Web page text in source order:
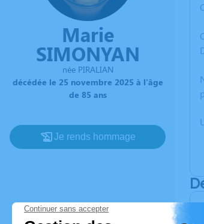
Marie
SIMONYAN
née PIRALIAN
décédée le 25 novembre 2025 à l'âge
de 85 ans
Je rends hommage